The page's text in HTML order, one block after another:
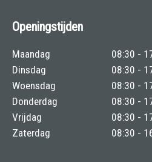
Openingstijden
Maandag
08:30 -
Dinsdag
08:30 -
Woensdag
08:30 -
Donderdag
08:30 -
Vrijdag
08:30 -
Zaterdag
08:30 -